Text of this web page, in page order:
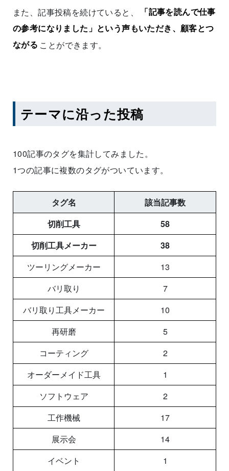
また、記事投稿を続けていると、
「記事を読んで仕事
の参考になりました」という声もいただき、顧客とつ
ながる ことができます。
テーマに沿った投稿
100記事のタグを集計してみました。
1つの記事に複数のタグがついています。
タグ名
該当記事数
切削工具
58
切削工具メーカー
38
ツーリングメーカー
13
バリ取り
7
バリ取り工具メーカー
10
再研磨
5
コーティング
2
オーダーメイド工具
1
ソフトウェア
2
工作機械
17
展示会
14
イベント
1